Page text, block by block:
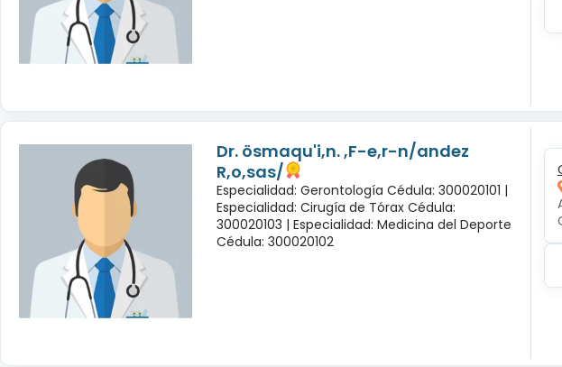
Dr. ösmaqu'i,n. ,F-e,r-n/andez
R,o,sas/
Especialidad: Gerontología Cédula: 300020101 |
Especialidad: Cirugía de Tórax Cédula:
300020103 | Especialidad: Medicina del Deporte
Cédula: 300020102